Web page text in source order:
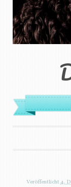
ZUM INHALT SPRINGEN
Veröffentlicht4.